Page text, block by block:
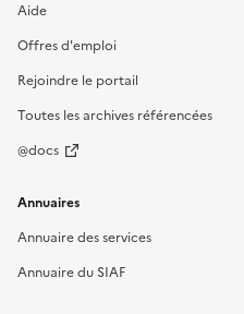
Aide
Offres d'emploi
Rejoindre le portail
Toutes les archives référencées
@docs
Annuaires
Annuaire des services
Annuaire du SIAF